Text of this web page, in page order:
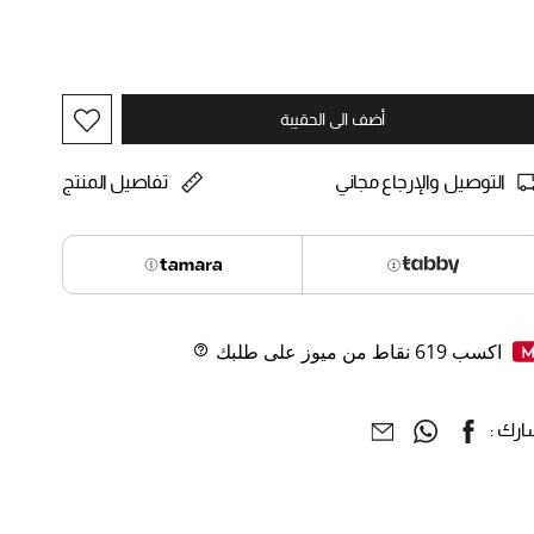
أضف الى الحقيبة
التوصيل والإرجاع مجاني تفاصيل المنتج
اكسب 619 نقاط من ميوز على طلبك
: